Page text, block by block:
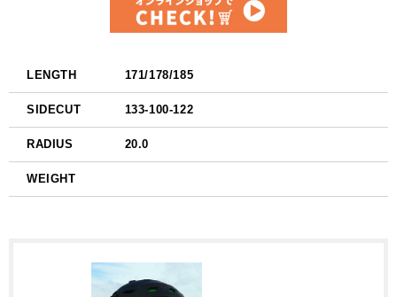
LENGTH 171/178/185
SIDECUT 133-100-122
RADIUS 20.0
WEIGHT